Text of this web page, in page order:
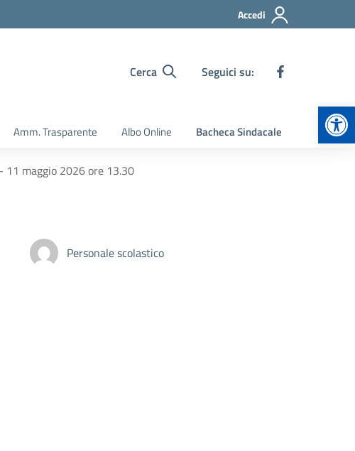
Accedi
Cerca Seguici su:
Amm. Trasparente Albo Online Bacheca Sindacale
11 maggio 2026 ore 13.30
Personale scolastico